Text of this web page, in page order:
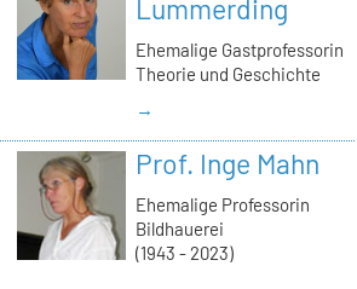
Lummerding
Ehemalige Gastprofessorin
Theorie und Geschichte
→
Prof. Inge Mahn
Ehemalige Professorin
Bildhauerei
(1943 - 2023)